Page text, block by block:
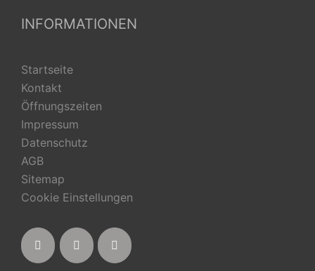
INFORMATIONEN
Startseite
Kontakt
Öffnungszeiten
Impressum
Datenschutz
AGB
Sitemap
Cookie Einstellungen